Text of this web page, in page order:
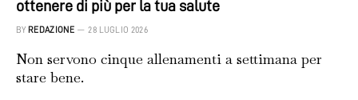
ottenere di più per la tua salute
BY REDAZIONE 28 LUGLIO 2026
Non servono cinque allenamenti a settimana per
stare bene.